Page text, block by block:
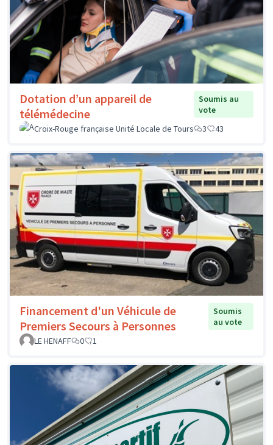
Dotation d’un appareil de
télémédecine
Soumis au
vote
Croix-Rouge française Unité Locale de Tours
3 43
Financement d'un Véhicule de
Premiers Secours à Personnes
Soumis
au vote
LE HENAFF
0 1